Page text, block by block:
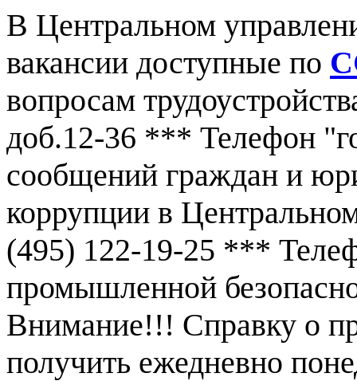
В Центральном
вакансии доступные по
вопросам
доб.12-36 *** Телефон
сообщений граждан и
коррупции в
(495) 122-19-25 ***
промышленной
Внимание!!! Справку о
получить ежедневно